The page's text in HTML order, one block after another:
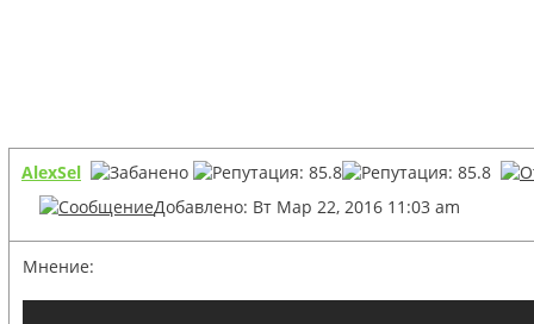
AlexSel
Добавлено: Вт Мар 22, 2016 11:03 am
Мнение: